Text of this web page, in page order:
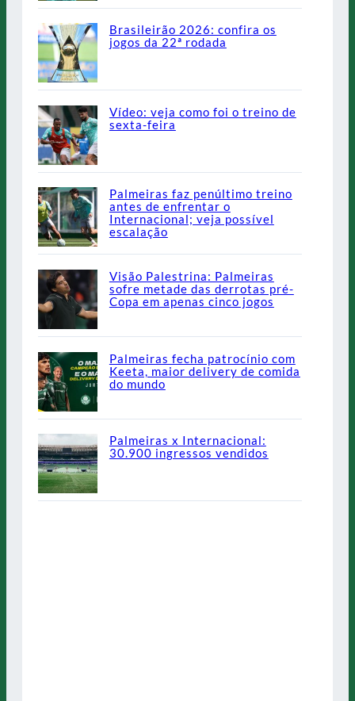
Brasileirão 2026: confira os
jogos da 22ª rodada
Vídeo: veja como foi o treino de
sexta-feira
Palmeiras faz penúltimo treino
antes de enfrentar o
Internacional; veja possível
escalação
Visão Palestrina: Palmeiras
sofre metade das derrotas pré-
Copa em apenas cinco jogos
Palmeiras fecha patrocínio com
Keeta, maior delivery de comida
do mundo
Palmeiras x Internacional:
30.900 ingressos vendidos